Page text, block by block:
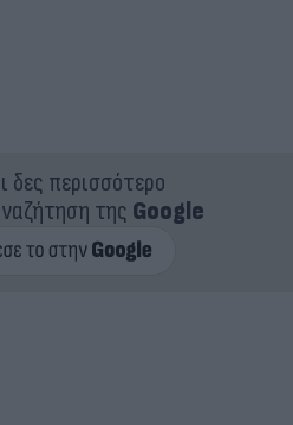
δες περισσότερο
της Google